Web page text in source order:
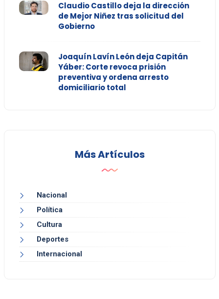
Claudio Castillo deja la dirección
de Mejor Niñez tras solicitud del
Gobierno
Joaquín Lavín León deja Capitán
Yáber: Corte revoca prisión
preventiva y ordena arresto
domiciliario total
Más Artículos
Nacional
Política
Cultura
Deportes
Internacional